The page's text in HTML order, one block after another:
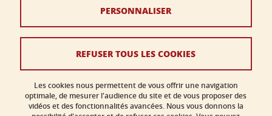
Données personnelles
Politique des cookies
Gestion des cookies
Accessibilité : non conforme
Les cookies nous permettent de vous offrir une navigation
optimale, de mesurer l'audience du site et de vous proposer des
vidéos et des fonctionnalités avancées. Nous vous donnons la
REFUSER TOUS LES COOKIES
PERSONNALISER